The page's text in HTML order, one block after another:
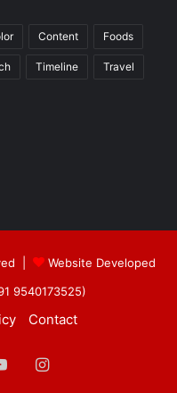
Content Foods
Timeline Travel
|
Website Developed
9540173525)
Contact
YouTubeInstagram